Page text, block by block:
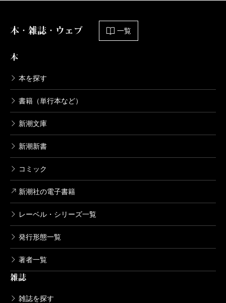
本・雑誌・ウェブ 一覧
本
本を探す
書籍（単行本など）
新潮文庫
新潮新書
コミック
新潮社の電子書籍
レーベル・シリーズ一覧
発行形態一覧
著者一覧
雑誌
雑誌を探す